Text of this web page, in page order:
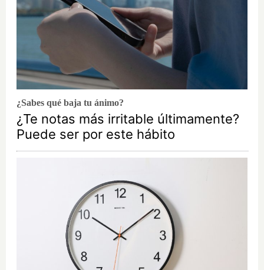
¿Sabes qué baja tu ánimo?
¿Te notas más irritable últimamente?
Puede ser por este hábito